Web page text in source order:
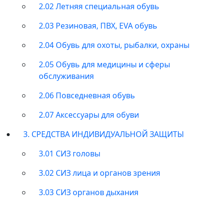
2.02 Летняя специальная обувь
2.03 Резиновая, ПВХ, EVA обувь
2.04 Обувь для охоты, рыбалки, охраны
2.05 Обувь для медицины и сферы
обслуживания
2.06 Повседневная обувь
2.07 Аксессуары для обуви
3. СРЕДСТВА ИНДИВИДУАЛЬНОЙ ЗАЩИТЫ
3.01 СИЗ головы
3.02 СИЗ лица и органов зрения
3.03 СИЗ органов дыхания